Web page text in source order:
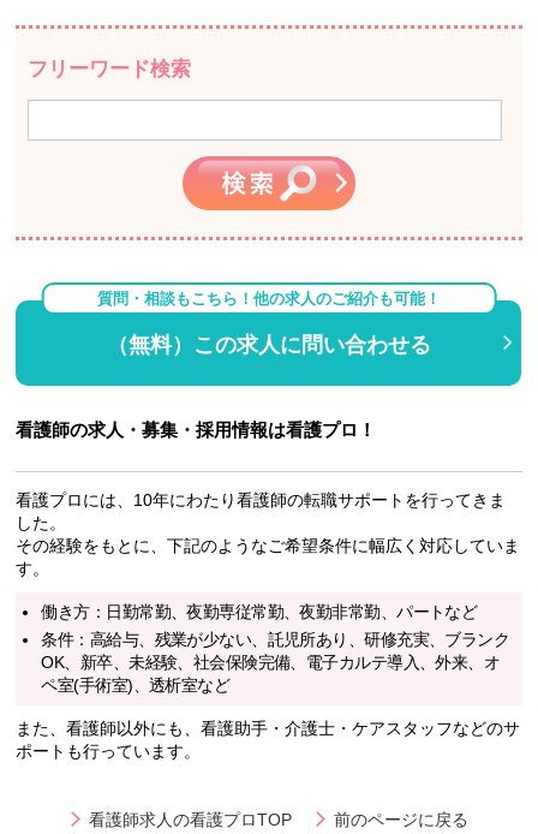
フリーワード検索
質問・相談もこちら！他の求人のご紹介も可能！
（無料）この求人に問い合わせる
看護師の求人・募集・採用情報は看護プロ！
看護プロには、10年にわたり看護師の転職サポートを行ってきま
した。
その経験をもとに、下記のようなご希望条件に幅広く対応していま
す。
働き方：日勤常勤、夜勤専従常勤、夜勤非常勤、パートなど
条件：高給与、残業が少ない、託児所あり、研修充実、ブランク
OK、新卒、未経験、社会保険完備、電子カルテ導入、外来、オ
ペ室(手術室)、透析室など
また、看護師以外にも、看護助手・介護士・ケアスタッフなどのサ
ポートも行っています。
看護師求人の看護プロTOP 前のページに戻る